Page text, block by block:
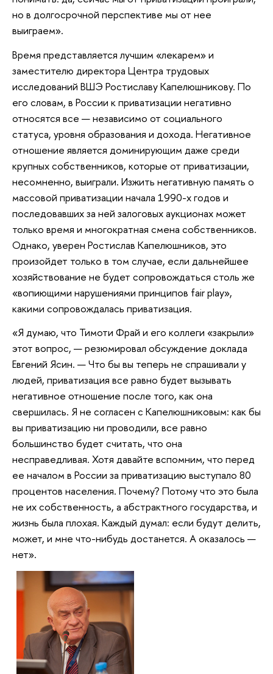
но в долгосрочной перспективе мы от нее
выиграем».
Время представляется лучшим «лекарем» и
заместителю директора Центра трудовых
исследований ВШЭ Ростиславу Капелюшникову. По
его словам, в России к приватизации негативно
относятся все — независимо от социального
статуса, уровня образования и дохода. Негативное
отношение является доминирующим даже среди
крупных собственников, которые от приватизации,
несомненно, выиграли. Изжить негативную память о
массовой приватизации начала 1990-х годов и
последовавших за ней залоговых аукционах может
только время и многократная смена собственников.
Однако, уверен Ростислав Капелюшников, это
произойдет только в том случае, если дальнейшее
хозяйствование не будет сопровождаться столь же
«вопиющими нарушениями принципов fair play»,
какими сопровождалась приватизация.
«Я думаю, что Тимоти Фрай и его коллеги «закрыли»
этот вопрос, — резюмировал обсуждение доклада
Евгений Ясин. — Что бы вы теперь не спрашивали у
людей, приватизация все равно будет вызывать
негативное отношение после того, как она
свершилась. Я не согласен с Капелюшниковым: как бы
вы приватизацию ни проводили, все равно
большинство будет считать, что она
несправедливая. Хотя давайте вспомним, что перед
ее началом в России за приватизацию выступало 80
процентов населения. Почему? Потому что это была
не их собственность, а абстрактного государства, и
жизнь была плохая. Каждый думал: если будут делить,
может, и мне что-нибудь достанется. А оказалось —
нет».